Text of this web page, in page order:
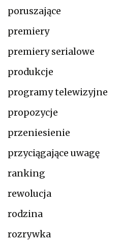
poruszające
premiery
premiery serialowe
produkcje
programy telewizyjne
propozycje
przeniesienie
przyciągające uwagę
ranking
rewolucja
rodzina
rozrywka